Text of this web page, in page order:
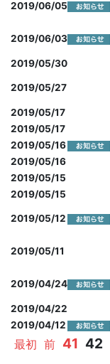
2019/06/05
2019/06/03
2019/05/30
2019/05/27
2019/05/17
2019/05/17
2019/05/16
2019/05/16
2019/05/15
2019/05/15
2019/05/12
2019/05/11
2019/04/24
2019/04/22
2019/04/12
最初 前 41 42